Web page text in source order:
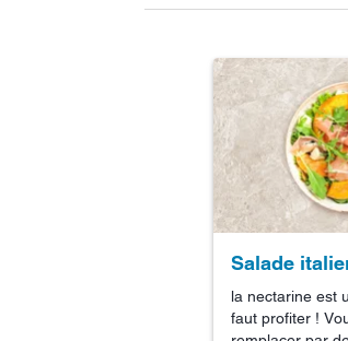
Salade
la nectarine est
faut profiter !